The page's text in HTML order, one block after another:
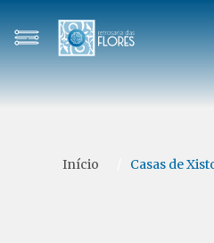
Início Casas de